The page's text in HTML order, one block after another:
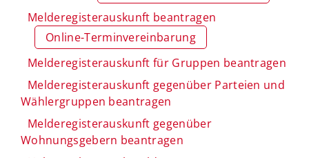
Melderegisterauskunft beantragen
Online-Terminvereinbarung
Melderegisterauskunft für Gruppen beantragen
Melderegisterauskunft gegenüber Parteien und
Wählergruppen beantragen
Melderegisterauskunft gegenüber
Wohnungsgebern beantragen